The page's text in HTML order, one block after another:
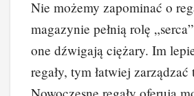
Nie możemy zapominać o
magazynie pełnią rolę
one dźwigają ciężary. Im
regały, tym łatwiej zarządzać